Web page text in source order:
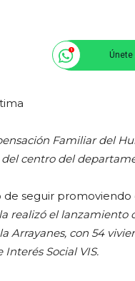
Únete
Familiar del
centro del
de seguir
realizó el lanzamiento
Arrayanes, con 54
Social VIS.